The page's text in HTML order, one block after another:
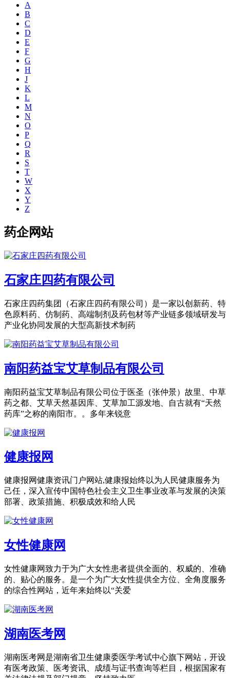
A
B
C
D
E
F
G
H
J
K
L
M
N
O
P
Q
R
S
T
W
X
Y
Z
药企网站
石家庄四药有限公司
石家庄四药集团（石家庄四药有限公司）是一家以创新药、特
色原料药、仿制药、高端制剂及药包材等产业链多领域研发与
产业化协同发展的大型高新技术制药
南阳药益宝艾草制品有限公司
南阳药益宝艾草制品有限公司位于医圣（张仲景）故里、中草
药之都、艾草天然基因库、艾草加工源发地、自古就有“天然
药库”之称的南阳市。。多年来锐意
健康报网
健康报网健康资讯门户网站,健康报始终以为人民健康服务为
己任，深入宣传中国特色社会主义卫生事业改革与发展的决策
部署、政策措施、积极成效和给人民
女性健康网
女性健康网致力于为广大女性患者提供全面的、权威的、准确
的、贴心的服务。是一个为广大女性提供全方位、全角度服务
的综合性网站，近年来始终以“关爱
湖南医考网
湖南医考网是湖南省卫生健康委医学考试中心旗下网站，开设
有医考政策、医考资讯、成绩与证书查询等栏目，根据国家有